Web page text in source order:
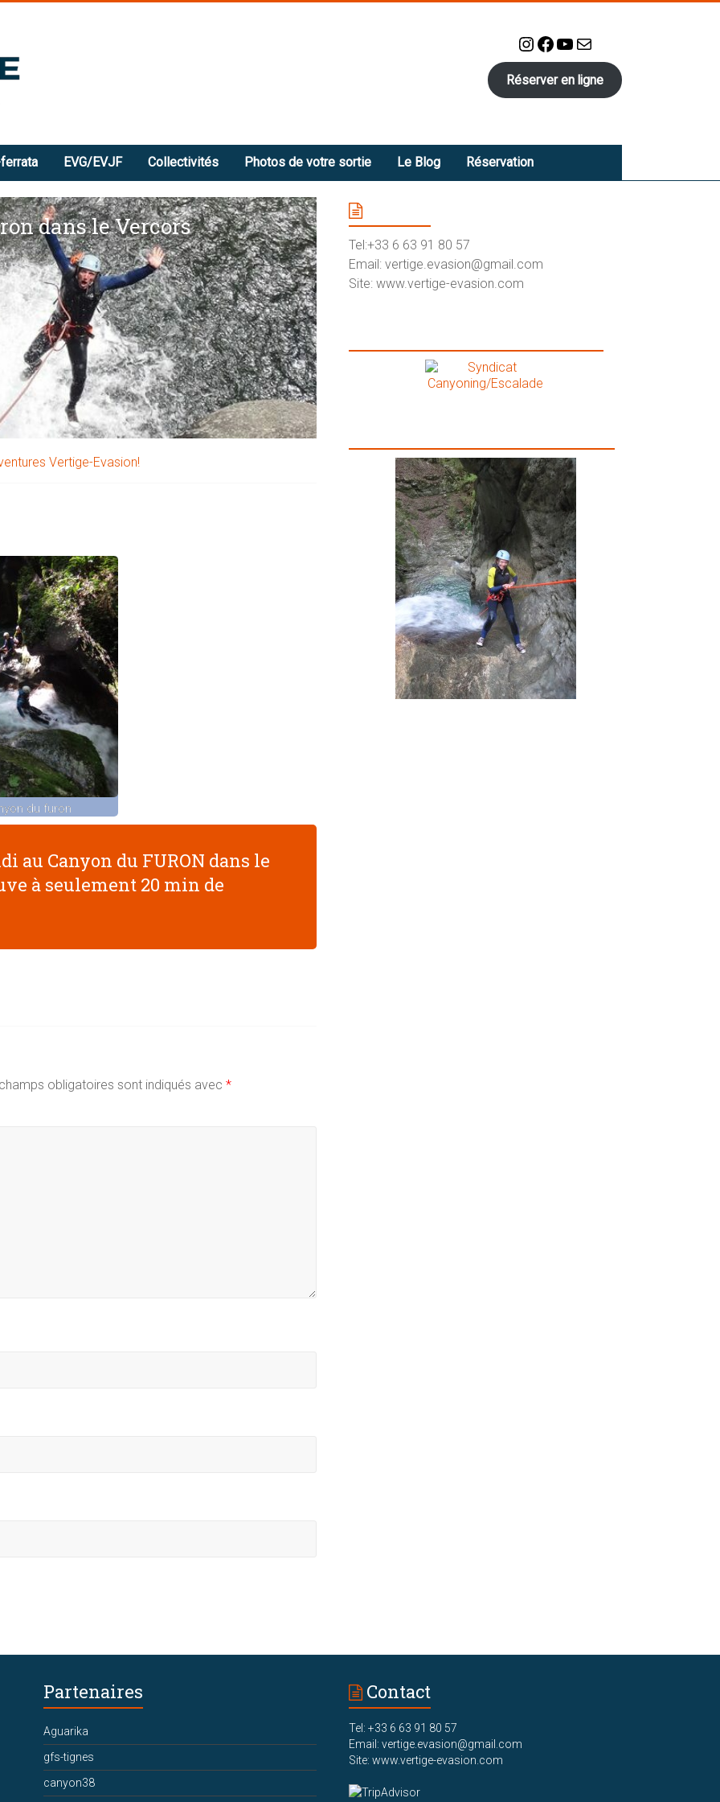
Instagram
Facebook
YouTube
E-mail
Réserver en ligne
EVG/EVJF Collectivités Photos de votre sortie Le Blog Réservation
dans le Vercors
Vertige-Evasion!
du furon
au Canyon du FURON dans le
à seulement 20 min de
obligatoires sont indiqués avec *
Tel:+33 6 63 91 80 57
Email: vertige.evasion@gmail.com
Site: www.vertige-evasion.com
Partenaires
Aguarika
gfs-tignes
canyon38
Contact
Tel: +33 6 63 91 80 57
Email: vertige.evasion@gmail.com
Site: www.vertige-evasion.com